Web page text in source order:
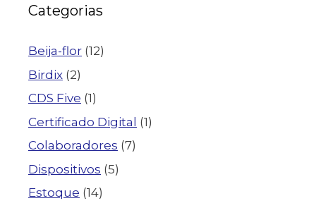
Categorias
Beija-flor (12)
Birdix (2)
CDS Five (1)
Certificado Digital (1)
Colaboradores (7)
Dispositivos (5)
Estoque (14)